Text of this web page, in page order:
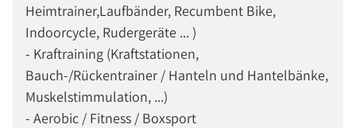
Heimtrainer,Laufbänder, Recumbent Bike,
Indoorcycle, Rudergeräte ... )
- Kraftraining (Kraftstationen,
Bauch-/Rückentrainer / Hanteln und Hantelbänke,
Muskelstimmulation, ...)
- Aerobic / Fitness / Boxsport